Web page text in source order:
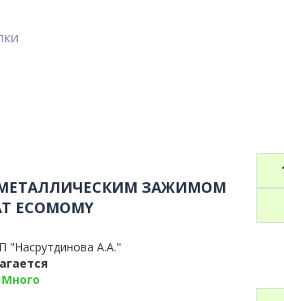
ЗАЖИМОМ
ECOMOMY
"Насрутдинова А.А."
Много